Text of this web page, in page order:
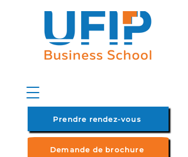
Prendre rendez-vous
Demande de brochure